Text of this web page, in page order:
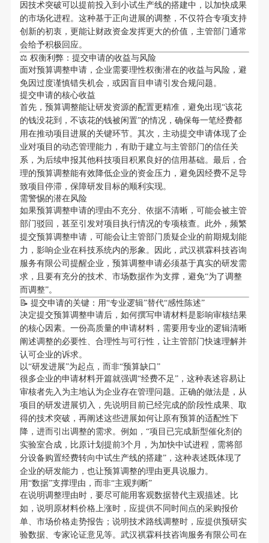
因技术突破可以提前投入到小试生产线的搭建中，以加快成果
的市场化进程。这种基于正向进展的调整，不仅符合专项支持
创新的初衷，更能让财政资金发挥更大的价值，主管部门通常
会给予积极回应。
⚖️ 权衡利弊：提交申请的收益与风险
面对预算调整申请，企业需要理性权衡潜在的收益与风险，避
免因过度谨慎错失机会，或因盲目申请引发合规问题。
提交申请的核心收益
首先，预算调整能让研发资源的配置更精准，避免出现“该花
的钱没花到，不该花的钱被闲置”的情况，确保每一笔经费都
用在推动项目进展的关键环节。其次，主动提交申请体现了企
业对项目的动态管理能力，有助于建立与主管部门的信任关
系，为后续申报其他科技项目积累良好的信用基础。最后，合
理的预算调整能有效降低企业的资金压力，避免因经费不足导
致项目停滞，保障研发目标的顺利实现。
需警惕的潜在风险
如果预算调整申请的理由不充分、依据不清晰，可能会被主管
部门驳回，甚至引发对项目执行情况的专项核查。此外，频繁
提交预算调整申请，可能会让主管部门质疑企业的前期规划能
力，影响企业在科技系统内的形象。因此，武汉祺霖科技咨询
服务有限公司提醒企业，预算调整申请必须基于真实的研发需
求，且要有充分的技术、市场数据作为支撑，避免“为了调整
而调整”。
📝 提交申请的关键：用“专业逻辑”替代“感性陈述”
决定提交预算调整申请后，如何撰写申请材料是影响审核结果
的核心因素。一份高质量的申请材料，需要用专业的逻辑清晰
阐述调整的必要性、合理性与可行性，让主管部门快速理解并
认可企业的诉求。
以“研发进展”为起点，而非“预算缺口”
很多企业的申请材料开篇就强调“经费不足”，这种表述容易让
审核者先入为主地认为企业存在管理问题。正确的做法是，从
项目的研发进展切入，先说明目前已经完成的阶段性成果、取
得的技术突破，再阐述这些进展如何让原有预算的适配性下
降，进而引出调整的需求。例如，“项目已完成新型催化剂的
实验室合成，比原计划提前3个月，为加快中试进程，需将部
分设备购置经费转向中试生产线的搭建”，这种表述既体现了
企业的研发能力，也让预算调整的理由更具说服力。
用“数据”支撑理由，而非“主观判断”
在说明调整理由时，要尽可能用客观数据替代主观描述。比
如，说明原材料价格上涨时，应提供不同时间点的采购报价
单、市场价格走势报告；说明技术路线调整时，应提供预研实
验数据、专家论证意见等。武汉祺霖科技咨询服务有限公司在